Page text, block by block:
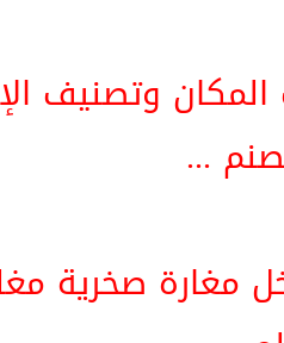
وتصنيف
...
صخرية